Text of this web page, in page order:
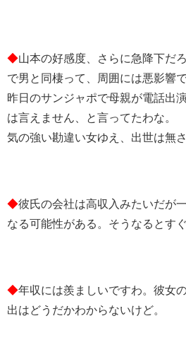
◆山本の好感度、さらに急降下だ
で男と同棲って、周囲には悪影響
昨日のサンジャポで母親が電話出
は言えません、と言ってたわな。
気の強い勘違い女ゆえ、出世は無
◆彼氏の会社は高収入みたいだが
なる可能性がある。そうなるとす
◆年収には羨ましいですわ。彼女
出はどうだかわからないけど。